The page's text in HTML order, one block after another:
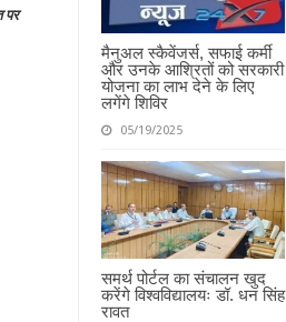
मैनुअल स्कैवेंजर्स, सफाई कर्मी
और उनके आश्रितों को सरकारी
योजना का लाभ देने के लिए
लगेंगे शिविर
05/19/2025
समर्थ पोर्टल का संचालन खुद
करेंगे विश्वविद्यालयः डॉ. धन सिंह
रावत
पर